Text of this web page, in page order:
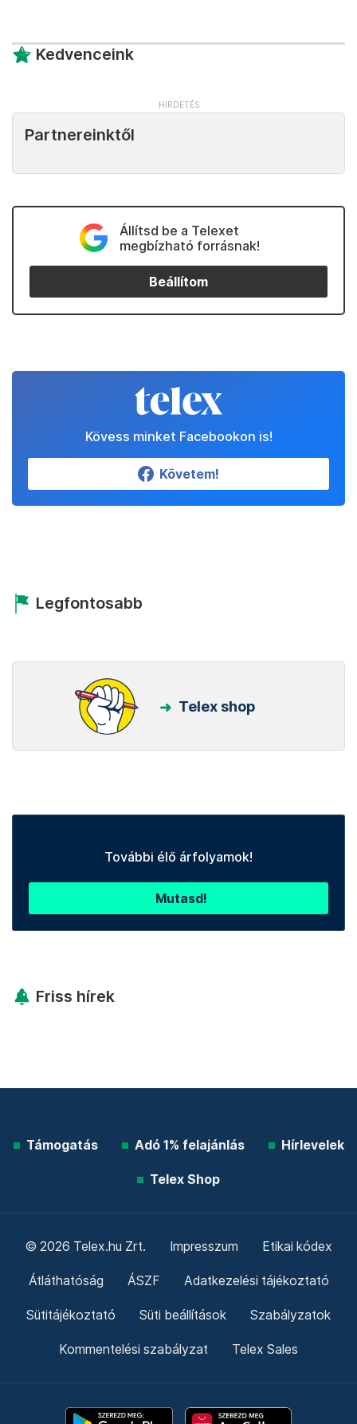
Kedvenceink
Partnereinktől
Állítsd be a Telexet
megbízható forrásnak!
Beállítom
Kövess minket Facebookon is!
Követem!
Legfontosabb
Telex shop
További élő árfolyamok!
Mutasd!
Friss hírek
Támogatás Adó 1% felajánlás Hírlevelek
Telex Shop
© 2026 Telex.hu Zrt. Impresszum Etikai kódex
Átláthatóság ÁSZF Adatkezelési tájékoztató
Sütitájékoztató Süti beállítások Szabályzatok
Kommentelési szabályzat Telex Sales